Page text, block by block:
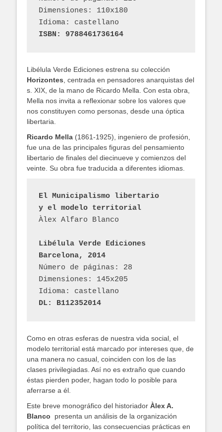
Dimensiones: 110x180
Idioma: castellano
ISBN: 9788461736164
Libélula Verde Ediciones estrena su colección
Horizontes , centrada en pensadores anarquistas del
s. XIX, de la mano de Ricardo Mella. Con esta obra,
Mella nos invita a reflexionar sobre los valores que
nos constituyen como personas, desde una óptica
libertaria.
Ricardo Mella (1861-1925), ingeniero de profesión,
fue una de las principales figuras del pensamiento
libertario de finales del diecinueve y comienzos del
veinte. Su obra fue traducida a diferentes idiomas.
El Municipalismo libertario
y el modelo territorial
Àlex Alfaro Blanco
Libélula Verde Ediciones
Barcelona, 2014
Número de páginas: 28
Dimensiones: 145x205
Idioma: castellano
DL: B112352014
Como en otras esferas de nuestra vida social, el
modelo territorial está marcado por intereses que, de
una manera no casual, coinciden con los de las
clases privilegiadas. Así no es extraño que cuando
éstas pierden poder, hagan todo lo posible para
aferrarse a él.
Este breve monográfico del historiador Àlex A.
Blanco
presenta un análisis de la organización
política del territorio, las consecuencias prácticas en